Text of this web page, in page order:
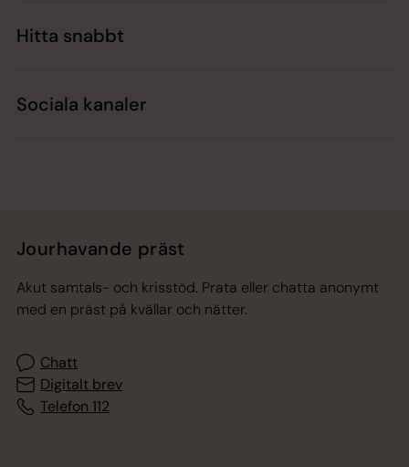
Hitta snabbt
Sociala kanaler
Jourhavande präst
Akut samtals- och krisstöd. Prata eller chatta anonymt
med en präst på kvällar och nätter.
Chatt
Digitalt brev
Telefon 112